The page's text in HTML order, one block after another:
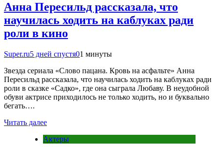
Анна Пересильд рассказала, что
научилась ходить на каблуках ради
роли в кино
Super.ru5 дней спустя01 минуты
Звезда сериала «Слово пацана. Кровь на асфальте» Анна
Пересильд рассказала, что научилась ходить на каблуках ради
роли в сказке «Садко», где она сыграла Любаву. В неудобной
обуви актрисе приходилось не только ходить, но и буквально
бегать….
Читать далее
Актеры